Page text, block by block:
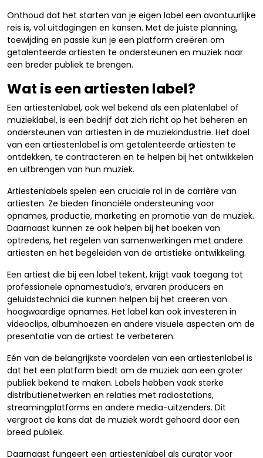
Onthoud dat het starten van je eigen label een avontuurlijke
reis is, vol uitdagingen en kansen. Met de juiste planning,
toewijding en passie kun je een platform creëren om
getalenteerde artiesten te ondersteunen en muziek naar
een breder publiek te brengen.
Wat is een artiesten label?
Een artiestenlabel, ook wel bekend als een platenlabel of
muzieklabel, is een bedrijf dat zich richt op het beheren en
ondersteunen van artiesten in de muziekindustrie. Het doel
van een artiestenlabel is om getalenteerde artiesten te
ontdekken, te contracteren en te helpen bij het ontwikkelen
en uitbrengen van hun muziek.
Artiestenlabels spelen een cruciale rol in de carrière van
artiesten. Ze bieden financiële ondersteuning voor
opnames, productie, marketing en promotie van de muziek.
Daarnaast kunnen ze ook helpen bij het boeken van
optredens, het regelen van samenwerkingen met andere
artiesten en het begeleiden van de artistieke ontwikkeling.
Een artiest die bij een label tekent, krijgt vaak toegang tot
professionele opnamestudio’s, ervaren producers en
geluidstechnici die kunnen helpen bij het creëren van
hoogwaardige opnames. Het label kan ook investeren in
videoclips, albumhoezen en andere visuele aspecten om de
presentatie van de artiest te verbeteren.
Eén van de belangrijkste voordelen van een artiestenlabel is
dat het een platform biedt om de muziek aan een groter
publiek bekend te maken. Labels hebben vaak sterke
distributienetwerken en relaties met radiostations,
streamingplatforms en andere media-uitzenders. Dit
vergroot de kans dat de muziek wordt gehoord door een
breed publiek.
Daarnaast fungeert een artiestenlabel als curator voor